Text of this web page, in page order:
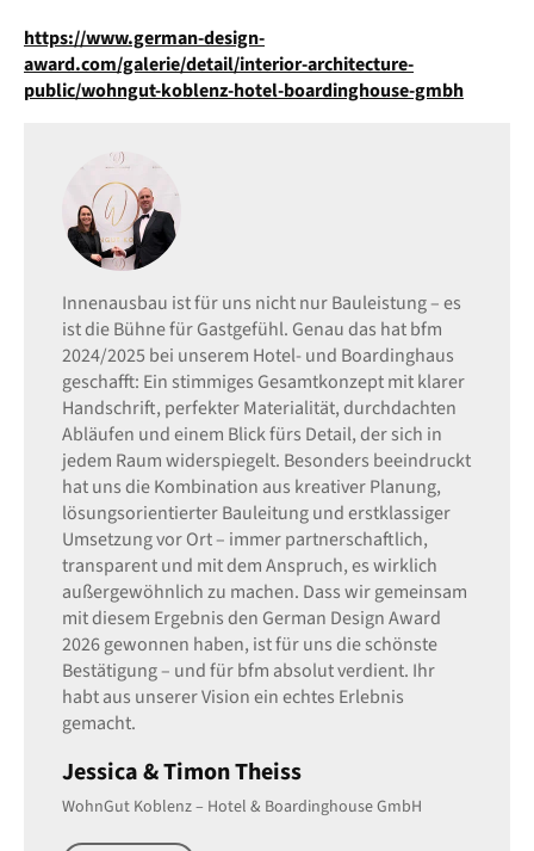
https://www.german-design-
award.com/galerie/detail/interior-architecture-
public/wohngut-koblenz-hotel-boardinghouse-gmbh
Innenausbau ist für uns nicht nur Bauleistung – es
ist die Bühne für Gastgefühl. Genau das hat bfm
2024/2025 bei unserem Hotel- und Boardinghaus
geschafft: Ein stimmiges Gesamtkonzept mit klarer
Handschrift, perfekter Materialität, durchdachten
Abläufen und einem Blick fürs Detail, der sich in
jedem Raum widerspiegelt. Besonders beeindruckt
hat uns die Kombination aus kreativer Planung,
lösungsorientierter Bauleitung und erstklassiger
Umsetzung vor Ort – immer partnerschaftlich,
transparent und mit dem Anspruch, es wirklich
außergewöhnlich zu machen. Dass wir gemeinsam
mit diesem Ergebnis den German Design Award
2026 gewonnen haben, ist für uns die schönste
Bestätigung – und für bfm absolut verdient. Ihr
habt aus unserer Vision ein echtes Erlebnis
gemacht.
Jessica & Timon Theiss
WohnGut Koblenz – Hotel & Boardinghouse GmbH